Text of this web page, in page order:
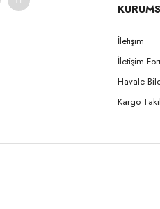
İletişim
İletişim
Havale
Kargo